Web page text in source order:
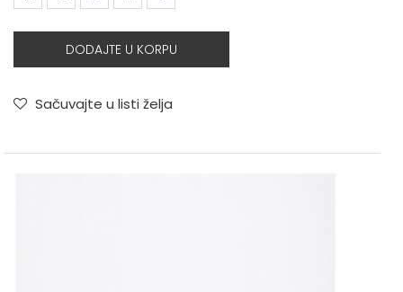
DODAJTE U KORPU
Sačuvajte u listi želja